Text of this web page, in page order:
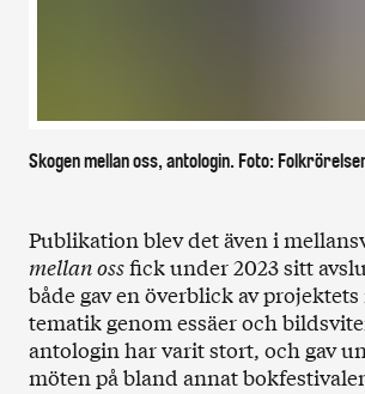
Skogen mellan oss, antologin. Foto:
Publikation blev det även i
mellan ossfick under 2023 sitt
både gav en överblick av
tematik genom essäer och
antologin har varit stort, och gav
möten på bland annat